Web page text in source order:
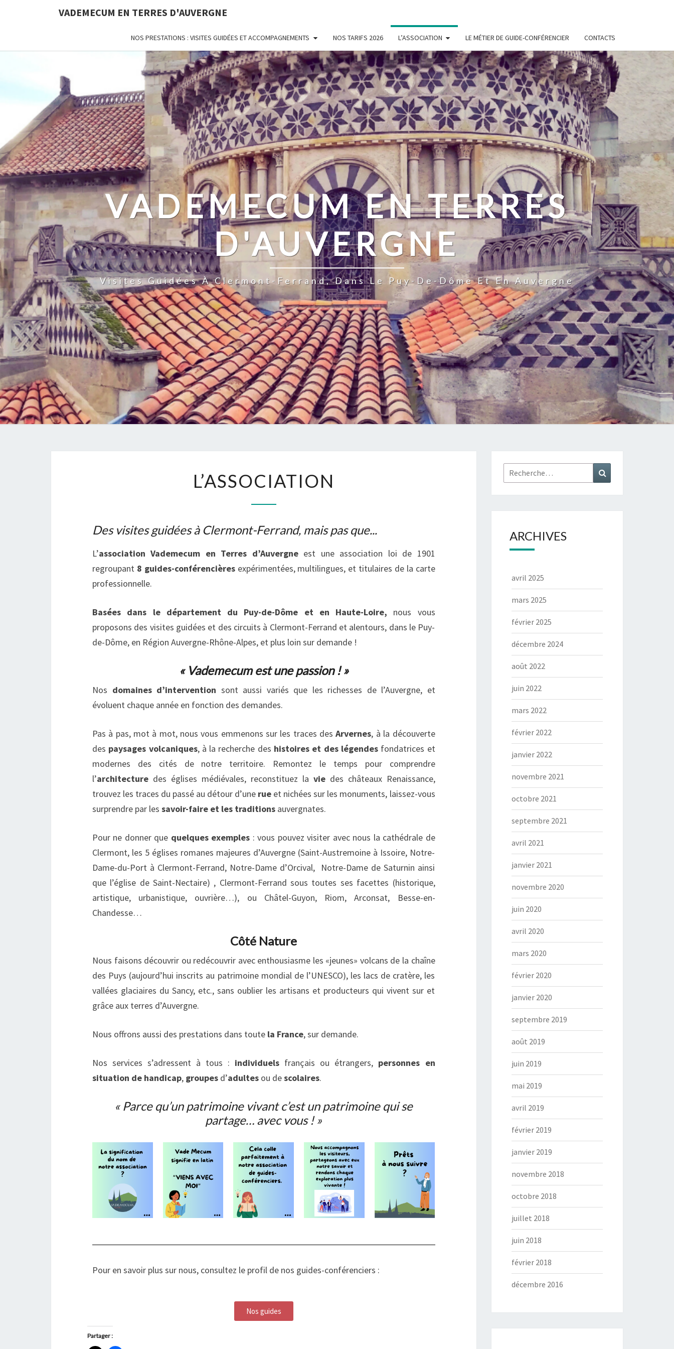
VADEMECUM EN TERRES D'AUVERGNE
NOS PRESTATIONS : VISITES GUIDÉES ET ACCOMPAGNEMENTS NOS TARIFS 2026 L’ASSOCIATION LE MÉTIER DE GUIDE-CONFÉRENCIER CONTACTS
VADEMECUM EN TERRES
D'AUVERGNE
Visites Guidées À Clermont-Ferrand, Dans Le Puy-De-Dôme Et En Auvergne
L’ASSOCIATION
Des visites guidées à Clermont-Ferrand, mais pas que...
L’association Vademecum en Terres d’Auvergneest une association loi de 1901
regroupant 8 guides-conférencièresexpérimentées, multilingues, et titulaires de la carte
professionnelle.
Basées dans le département du Puy-de-Dôme et en Haute-Loire, nous vous
proposons des visites guidées et des circuits à Clermont-Ferrand et alentours, dans le Puy-
de-Dôme, en Région Auvergne-Rhône-Alpes, et plus loin sur demande !
« Vademecum est une passion ! »
Nos domaines d’intervention sont aussi variés que les richesses de l’Auvergne, et
évoluent chaque année en fonction des demandes.
Pas à pas, mot à mot, nous vous emmenons sur les traces desArvernes, à la découverte
des paysages volcaniques, à la recherche des histoires et des légendesfondatrices et
modernes des cités de notre territoire. Remontez le temps pour comprendre
l’architecture des églises médiévales, reconstituez la viedes châteaux Renaissance,
trouvez les traces du passé au détour d’une rue et nichées sur les monuments, laissez-vous
surprendre par les savoir-faire et les traditions auvergnates.
Pour ne donner que quelques exemples : vous pouvez visiter avec nous la cathédrale de
Clermont, les 5 églises romanes majeures d’Auvergne (Saint-Austremoine à Issoire, Notre-
Dame-du-Port à Clermont-Ferrand, Notre-Dame d’Orcival, Notre-Dame de Saturnin ainsi
que l’église de Saint-Nectaire) , Clermont-Ferrand sous toutes ses facettes (historique,
artistique, urbanistique, ouvrière…), ou Châtel-Guyon, Riom, Arconsat, Besse-en-
Chandesse…
Côté Nature
Nous faisons découvrir ou redécouvrir avec enthousiasme les «jeunes» volcans de la chaîne
des Puys (aujourd’hui inscrits au patrimoine mondial de l’UNESCO), les lacs de cratère, les
vallées glaciaires du Sancy, etc., sans oublier les artisans et producteurs qui vivent sur et
grâce aux terres d’Auvergne.
Nous offrons aussi des prestations dans toute la France, sur demande.
Nos services s’adressent à tous : individuels français ou étrangers, personnes en
situation de handicap, groupes d’adultes ou descolaires.
« Parce qu’un patrimoine vivant c’est un patrimoine qui se
partage… avec vous ! »
Pour en savoir plus sur nous, consultez le profil de nos guides-conférenciers :
Nos guides
Partager :
ARCHIVES
avril 2025
mars 2025
février 2025
décembre 2024
août 2022
juin 2022
mars 2022
février 2022
janvier 2022
novembre 2021
octobre 2021
septembre 2021
avril 2021
janvier 2021
novembre 2020
juin 2020
avril 2020
mars 2020
février 2020
janvier 2020
septembre 2019
août 2019
juin 2019
mai 2019
avril 2019
février 2019
janvier 2019
novembre 2018
octobre 2018
juillet 2018
juin 2018
février 2018
décembre 2016